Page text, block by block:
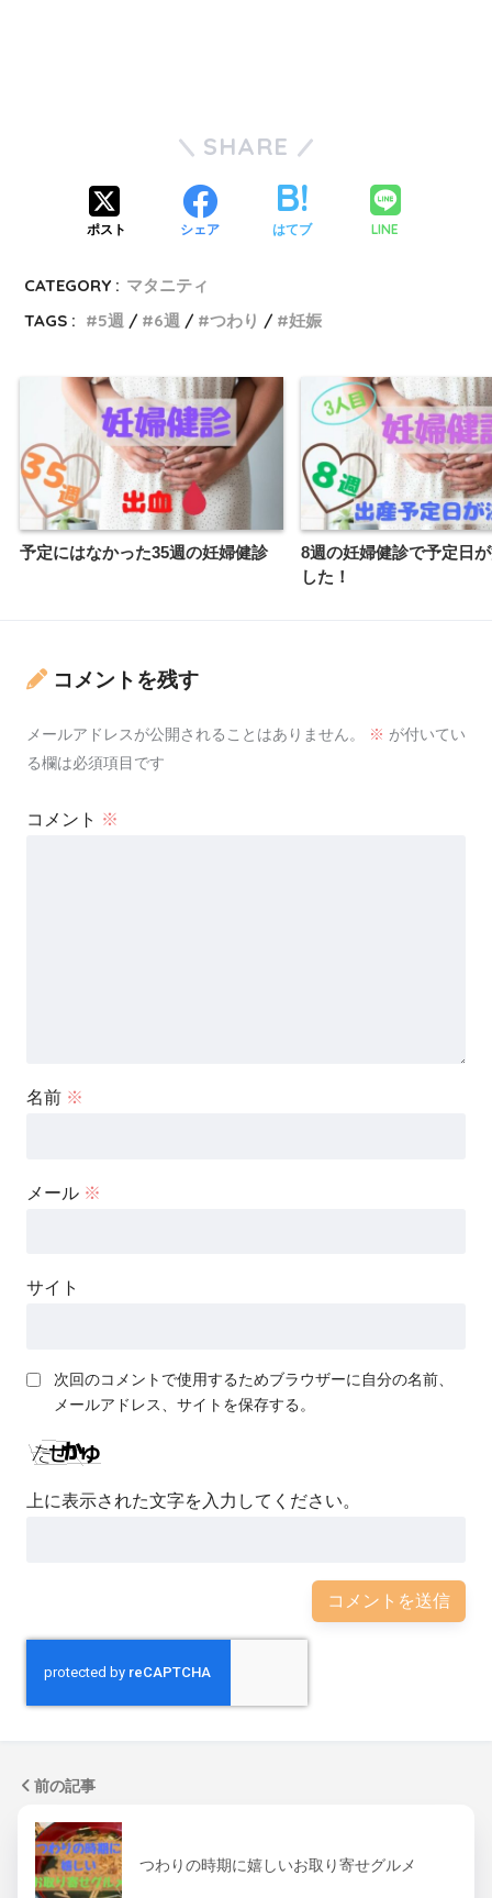
SHARE
ポスト シェア はてブ LINE
CATEGORY : マタニティ
TAGS :
5週 6週 つわり 妊娠
予定にはなかった35週の妊婦健診
8週の妊婦健診で予定日
した！
コメントを残す
メールアドレスが公開されることはありません。 ※ が付いてい
る欄は必須項目です
コメント ※
名前 ※
メール ※
サイト
次回のコメントで使用するためブラウザーに自分の名前、
メールアドレス、サイトを保存する。
上に表示された文字を入力してください。
前の記事
つわりの時期に嬉しいお取り寄せグルメ